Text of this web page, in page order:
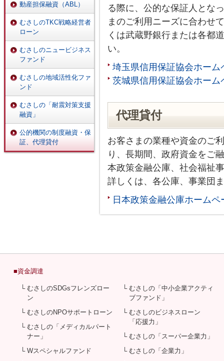
動産担保融資（ABL）
むさしのTKC戦略経営者
ローン
むさしのニュービジネス
ファンド
むさしの地域活性化ファ
ンド
むさしの「耐震対策支援
融資」
公的機関の制度融資・保
証、代理貸付
る際に、公的な保証人とな
まのご利用ニーズに合わせ
くは武蔵野銀行または各都
い。
埼玉県信用保証協会ホー
茨城県信用保証協会ホー
代理貸付
お客さまの業種や資金のご
り、長期間、政府資金をご
本政策金融公庫、社会福祉
詳しくは、各公庫、事業団
日本政策金融公庫ホーム
■資金調達
└ むさしのSDGsフレンズロー
ン
└ むさしのNPOサポートローン
└ むさしの「メディカルパート
ナー」
└ Wスペシャルファンド
└ むさしの「中小企業アクティ
ブファンド」
└ むさしのビジネスローン
「応援力」
└ むさしの「スーパー企業力」
└ むさしの「企業力」